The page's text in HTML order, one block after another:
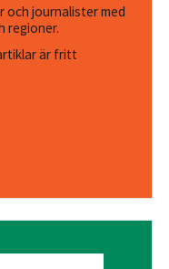
journalister med
regioner.
är fritt